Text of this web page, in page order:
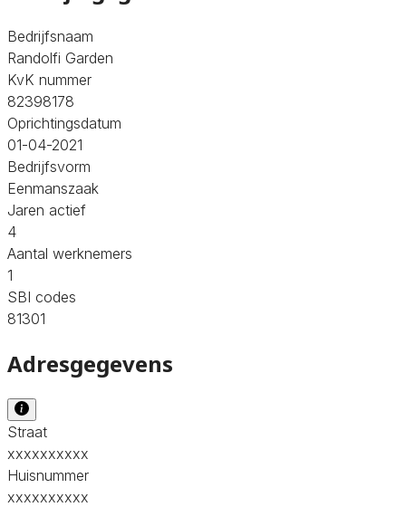
Bedrijfsnaam
Randolfi Garden
KvK nummer
82398178
Oprichtingsdatum
01-04-2021
Bedrijfsvorm
Eenmanszaak
Jaren actief
4
Aantal werknemers
1
SBI codes
81301
Adresgegevens
Straat
xxxxxxxxxx
Huisnummer
xxxxxxxxxx